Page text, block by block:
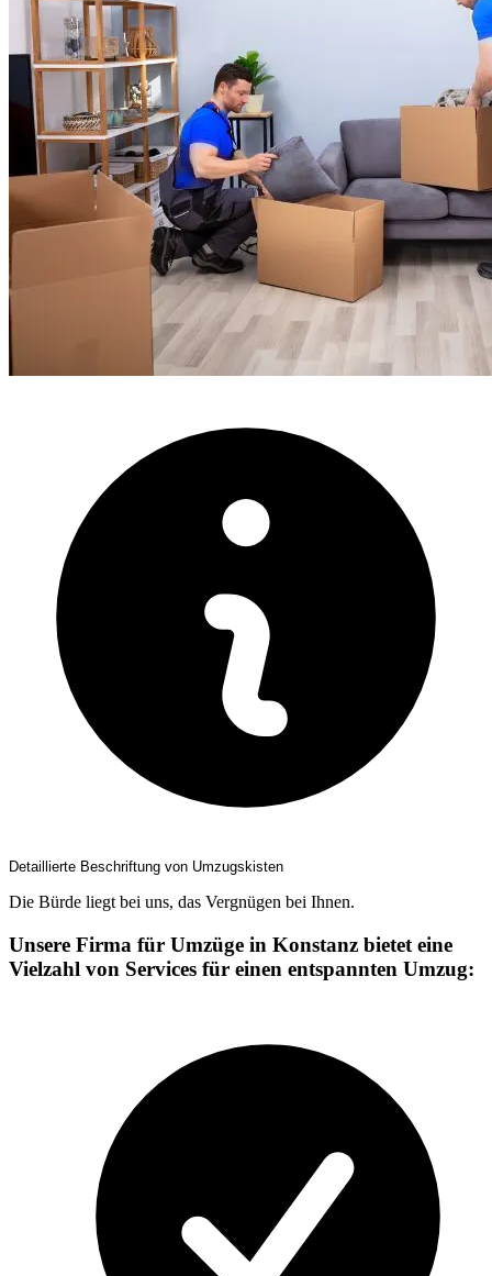
Detaillierte Beschriftung von Umzugskisten
Die Bürde liegt bei uns, das Vergnügen bei Ihnen.
Unsere Firma für Umzüge in Konstanz bietet eine
Vielzahl von Services für einen entspannten Umzug: